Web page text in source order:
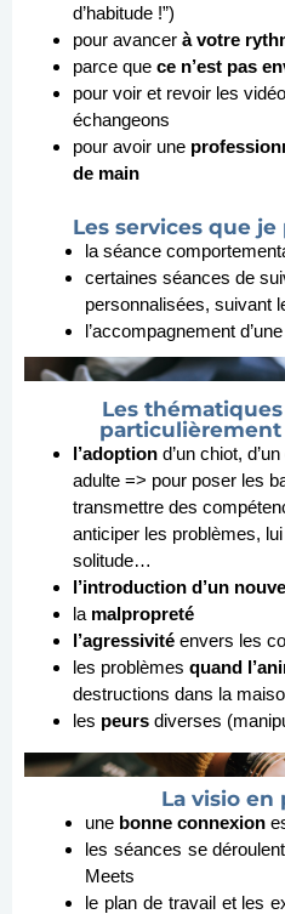
d’habitude !”)
pour avancer à votre
parce que ce n’est pas
pour voir et revoir les
échangeons
pour avoir une
de main
Les services que
la séance
certaines séances de
personnalisées, suivant
l’accompagnement
Les
particulièrement
l’adoption d’un chiot,
adulte => pour poser les
transmettre des
anticiper les problèmes,
solitude…
l’introduction d’un
la malpropreté
l’agressivité envers les
les problèmes quand
destructions dans la
les peurs diverses
La visio en
une bonne connexion
les séances se
Meets
le plan de travail et les